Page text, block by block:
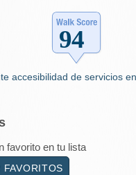
accesibilidad de servicios
favorito en tu lista
FAVORITOS